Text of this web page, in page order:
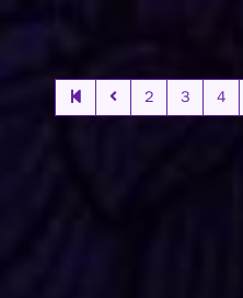
2 3 4